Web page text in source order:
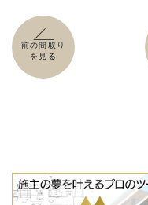
前の間取り
を見る